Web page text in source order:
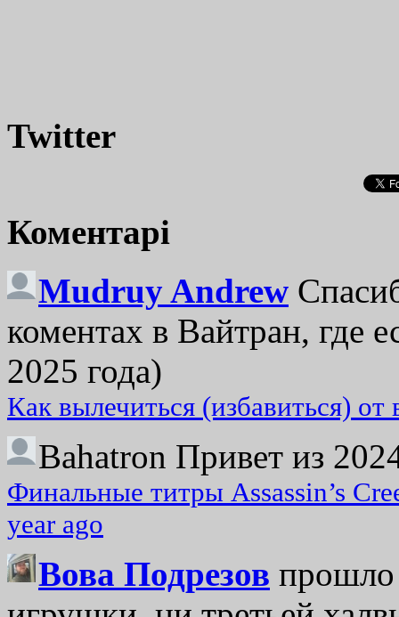
Twitter
Коментарі
Mudruy Andrew
коментах в Вайтран, где
2025 года)
Как вылечиться (избавиться)
Bahatron Привет из
Финальные титры Assassin’s
year ago
Вова Подрезов прошло